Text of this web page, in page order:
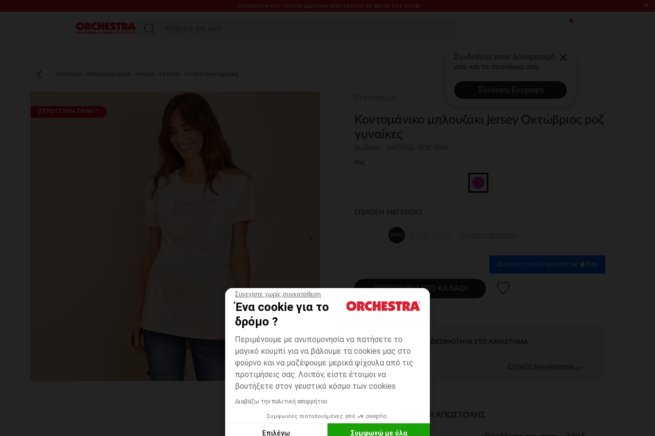
Συνεχίστε χωρίς συγκατάθεση
Ένα cookie για το
δρόμο ?
Περιμένουμε με ανυπομονησία να πατήσετε το
μαγικό κουμπί για να βάλουμε τα cookies μας στο
φούρνο και να μαζέψουμε μερικά ψίχουλα από τις
προτιμήσεις σας. Λοιπόν, είστε έτοιμοι να
βουτήξετε στον γευστικό κόσμο των cookies
Διαβάζω την πολιτική απορρήτου
Συμφωνίες πιστοποιημένες από
Επιλέγω Συμφωνώ με όλα
ΠΑΡΆΔΟΣΗ ΚΑΤ' ΟΊΚΟΝ ΔΩΡΕΑΝ ΑΠΌ €60 ΓΙΑ ΤΑ ΜΈΛΗ ΤΟΥ CLUB* ×
Μενού
Συνδεθείτε στον λογαριασμό
σας και τα προνόμιά σας
Σύνδεση/Εγγραφή
Orchestra Μέλλουσα μαμά Ρούχα T-shirts T-shirt κοντομάνικα
ΣΤΡΟΓΓΥΛΗ ΤΙΜΗ**
Κοντομάνικο μπλουζάκι jersey Οκτώβριος ροζ
γυναίκες
Ροζ
ΕΠΙΛΟΓΗ ΜΕΓΕΘΟΥΣ
SMALL
Δυνατότητα πληρωμής με
ΠΡΟΣΘΉΚΗ ΣΤΟ ΚΑΛΆΘΙ
ΆΜΕΣΗ ΔΙΑΘΕΣΙΜΌΤΗΤΑ ΣΤΟ ΚΑΤΆΣΤΗΜΑ
Επιλέξτε ένα κατάστημα →
ΔΙΑΘΈΣΙΜΟΙ ΤΡΌΠΟΙ ΑΠΟΣΤΟΛΉΣ